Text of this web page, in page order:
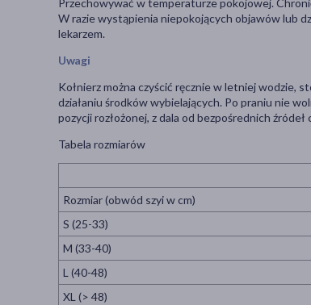
Przechowywać w temperaturze pokojowej.
W razie wystąpienia niepokojących objawów lub
lekarzem.
Uwagi
Kołnierz można czyścić ręcznie w letniej wodzie,
działaniu środków wybielających. Po praniu nie
pozycji rozłożonej, z dala od bezpośrednich
Tabela rozmiarów
Rozmiar (obwód szyi w cm)
S (25-33)
M (33-40)
L (40-48)
XL (> 48)